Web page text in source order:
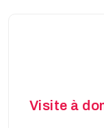
Visite à